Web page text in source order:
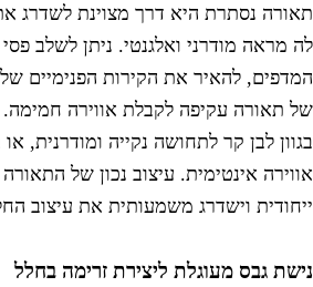
נסתרת היא דרך מצוינת לשדרג
להאיר את הקירות הפנימיים של
תאורה עקיפה לקבלת אווירה חמימה.
לבן קר לתחושה נקייה ומודרנית, או
אינטימית. עיצוב נכון של התאורה
וישדרג משמעותית את עיצוב
גבס מעוגלת ליצירת זרימה בחלל